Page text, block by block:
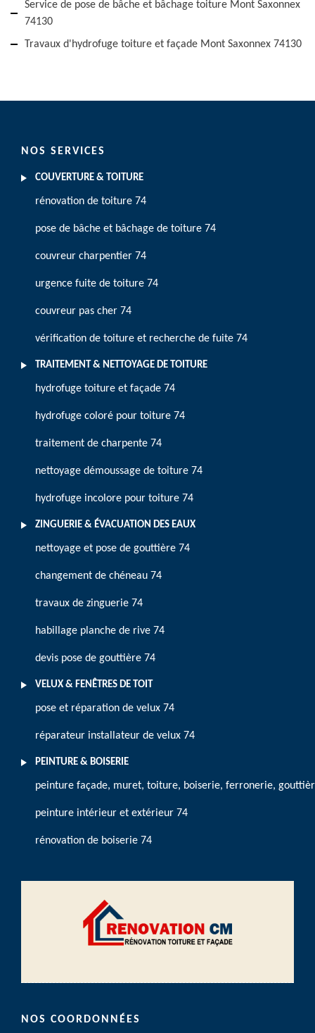
Service de pose de bâche et bâchage toiture Mont Saxonnex
74130
Travaux d'hydrofuge toiture et façade Mont Saxonnex 74130
NOS SERVICES
COUVERTURE & TOITURE
rénovation de toiture 74
pose de bâche et bâchage de toiture 74
couvreur charpentier 74
urgence fuite de toiture 74
couvreur pas cher 74
vérification de toiture et recherche de fuite 74
TRAITEMENT & NETTOYAGE DE TOITURE
hydrofuge toiture et façade 74
hydrofuge coloré pour toiture 74
traitement de charpente 74
nettoyage démoussage de toiture 74
hydrofuge incolore pour toiture 74
ZINGUERIE & ÉVACUATION DES EAUX
nettoyage et pose de gouttière 74
changement de chéneau 74
travaux de zinguerie 74
habillage planche de rive 74
devis pose de gouttière 74
VELUX & FENÊTRES DE TOIT
pose et réparation de velux 74
réparateur installateur de velux 74
PEINTURE & BOISERIE
peinture façade, muret, toiture, boiserie, ferronerie,
peinture intérieur et extérieur 74
rénovation de boiserie 74
NOS COORDONNÉES